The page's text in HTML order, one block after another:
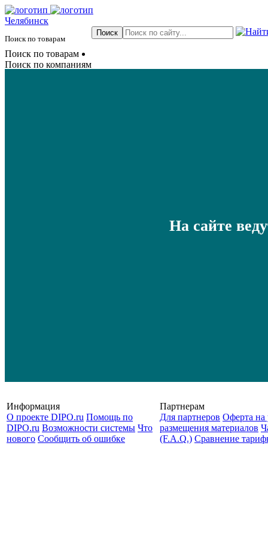
Челябинск
Поиск по товарам
Поиск по товарам
Поиск по компаниям
На сайте
Информация
О проекте DIPO.ru Помощь по
DIPO.ru Возможности системы Что
нового Сообщить об ошибке
Партнерам
Для партнеров Оферта на
размещения материалов
(F.A.Q.) Cравнение